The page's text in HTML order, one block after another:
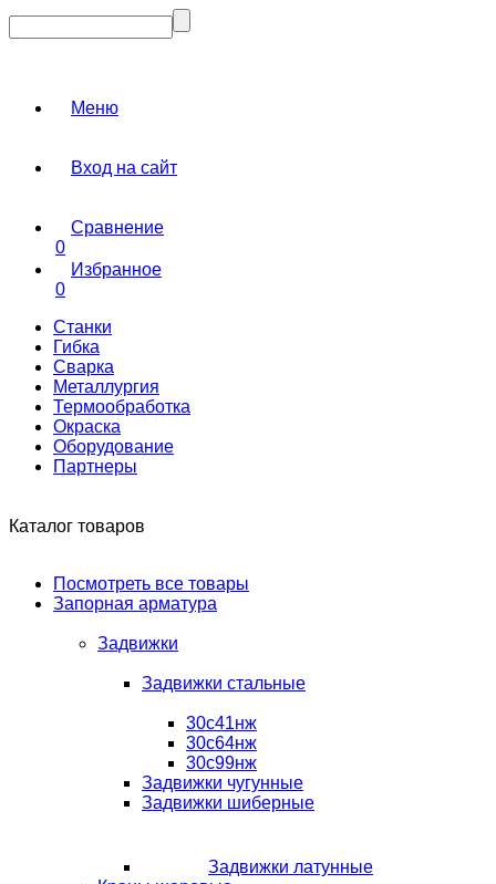
Меню
Вход на сайт
Сравнение
0
Избранное
0
Станки
Гибка
Сварка
Металлургия
Термообработка
Окраска
Оборудование
Партнеры
Каталог товаров
Посмотреть все товары
Запорная арматура
Задвижки
Задвижки стальные
30с41нж
30с64нж
30с99нж
Задвижки чугунные
Задвижки шиберные
Задвижки латунные